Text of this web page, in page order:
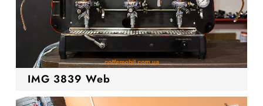
IMG 3839 Web